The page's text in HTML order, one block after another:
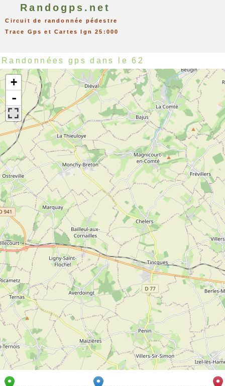
Randogps.net
Circuit de randonnée pédestre
Trace Gps et Cartes Ign 25:000
Randonnées gps dans le 62
+
-